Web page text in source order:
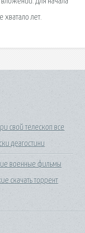
хватало лет.
свой телескоп все
деагостини
военные фильмы
скачать торрент